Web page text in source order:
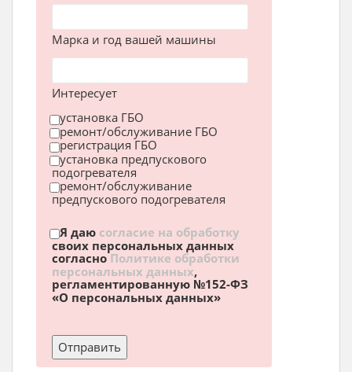
Марка и год вашей машины
Интересует
установка ГБО
ремонт/обслуживание ГБО
регистрация ГБО
установка предпускового
подогревателя
ремонт/обслуживание
предпускового подогревателя
Я даю согласие на обработку
своих персональных данных
согласноПолитике обработки
персональных данных,
регламентированную №152-ФЗ
«О персональных данных»